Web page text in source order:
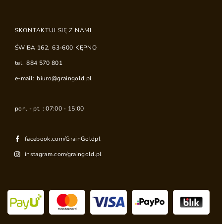
SKONTAKTUJ SIĘ Z NAMI
ŚWIBA 162, 63-600 KĘPNO
tel. 884 570 801
e-mail: biuro@graingold.pl
pon. - pt. : 07:00 - 15:00
facebook.com/GrainGoldpl
instagram.com/graingold.pl